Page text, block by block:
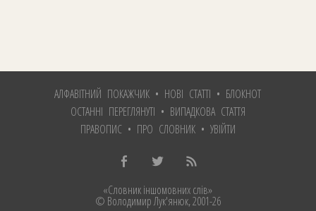
АЛФАВІТНИЙ ПОКАЖЧИК • НОВІ СТАТТІ • БЛОКНОТ
ОСТАННІ ПЕРЕГЛЯНУТІ • ВИПАДКОВА СТАТТЯ
ПРАВОПИС• ПРО СЛОВНИК• УВІЙТИ
«Словник іншомовних слів»
© Володимир Лук'янюк, 2001-26